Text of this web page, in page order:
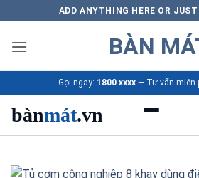
qua
nội
ADD ANYTHING HERE OR
BÀN
Gọi ngay: 1800 xxxx — Tư vấn miễn
bànmát.vn